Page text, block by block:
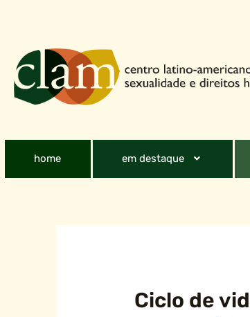
home em destaque
Ciclo de